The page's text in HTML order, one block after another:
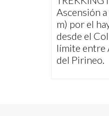
Ascensión
m) por el
desde el
límite entre
del Pirineo.